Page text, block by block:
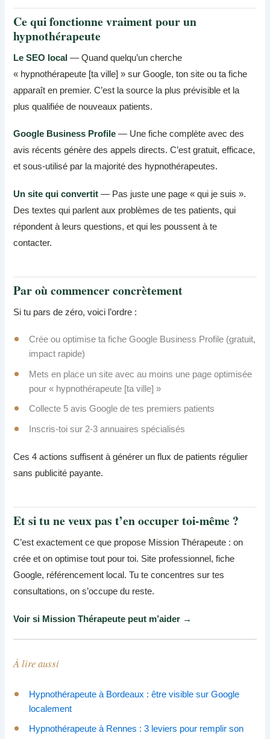
Ce qui fonctionne vraiment pour un
hypnothérapeute
Le SEO local — Quand quelqu’un cherche
« hypnothérapeute [ta ville] » sur Google, ton site ou ta fiche
apparaît en premier. C’est la source la plus prévisible et la
plus qualifiée de nouveaux patients.
Google Business Profile — Une fiche complète avec des
avis récents génère des appels directs. C’est gratuit, efficace,
et sous-utilisé par la majorité des hypnothérapeutes.
Un site qui convertit — Pas juste une page « qui je suis ».
Des textes qui parlent aux problèmes de tes patients, qui
répondent à leurs questions, et qui les poussent à te
contacter.
Par où commencer concrètement
Si tu pars de zéro, voici l’ordre :
Crée ou optimise ta fiche Google Business Profile (gratuit,
impact rapide)
Mets en place un site avec au moins une page optimisée
pour « hypnothérapeute [ta ville] »
Collecte 5 avis Google de tes premiers patients
Inscris-toi sur 2-3 annuaires spécialisés
Ces 4 actions suffisent à générer un flux de patients régulier
sans publicité payante.
Et si tu ne veux pas t’en occuper toi-même ?
C’est exactement ce que propose Mission Thérapeute : on
crée et on optimise tout pour toi. Site professionnel, fiche
Google, référencement local. Tu te concentres sur tes
consultations, on s’occupe du reste.
Voir si Mission Thérapeute peut m’aider →
À lire aussi
Hypnothérapeute à Bordeaux : être visible sur Google
localement
Hypnothérapeute à Rennes : 3 leviers pour remplir son